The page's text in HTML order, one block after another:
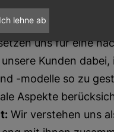
davon überzeugt,
uns für eine
Kunden dabei,
-modelle so zu
Aspekte
Wir verstehen uns
Ich lehne ab